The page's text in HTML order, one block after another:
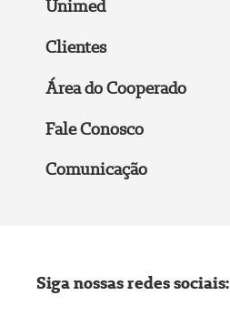
Unimed
Clientes
Área do Cooperado
Fale Conosco
Comunicação
Siga nossas redes sociais: